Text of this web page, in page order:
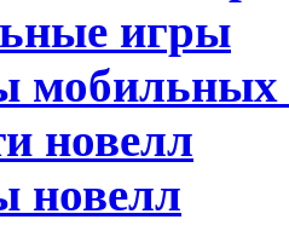
игры
мобильных
новелл
новелл